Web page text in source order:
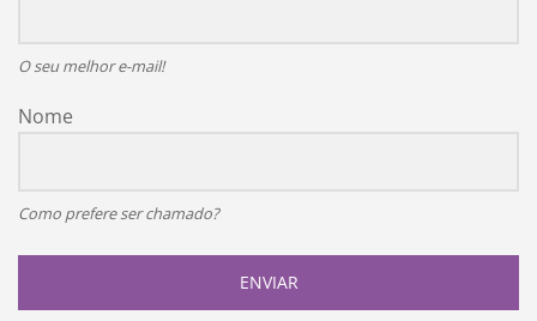
O seu melhor e-mail!
Nome
Como prefere ser chamado?
ENVIAR